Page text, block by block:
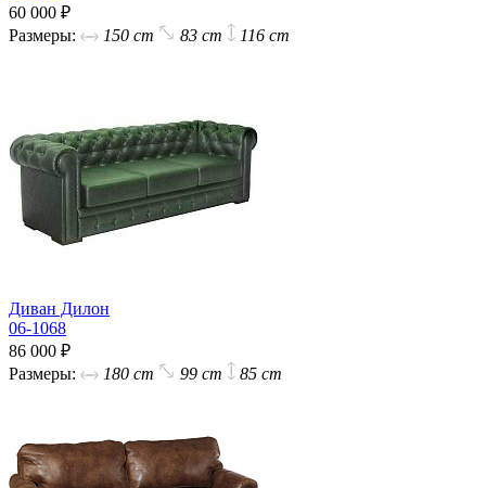
60 000 ₽
Размеры:
150 cm 83 cm 116 cm
Диван Дилон
06-1068
86 000 ₽
Размеры:
180 cm 99 cm 85 cm